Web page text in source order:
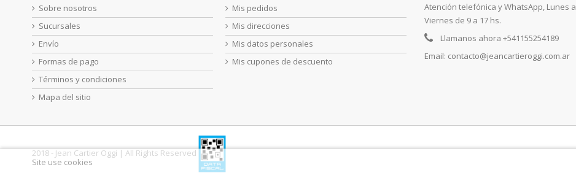
Sobre nosotros
Sucursales
Envío
Formas de pago
Términos y condiciones
Mapa del sitio
Mis pedidos
Mis direcciones
Mis datos personales
Mis cupones de descuento
Atención telefónica y WhatsApp, Lunes a
Viernes de 9 a 17 hs.
Llamanos ahora +541155254189
Email: contacto@jeancartieroggi.com.ar
2018 - Jean Cartier Oggi| All Rights Reserved
Site use cookies